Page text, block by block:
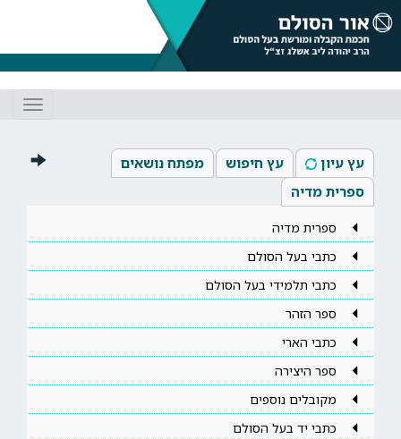
עץ עיון עץ חיפוש
מפתח נושאים
ספרית מדיה
ספרית מדיה
כתבי בעל הסולם
כתבי תלמידי בעל הסולם
ספר הזהר
כתבי הארי
ספר היצירה
מקובלים נוספים
כתבי יד בעל הסולם